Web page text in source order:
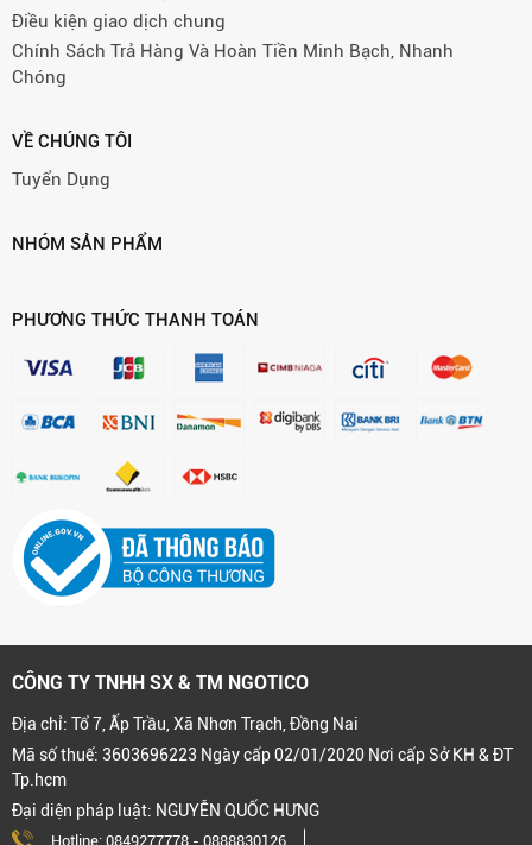
Điều kiện giao dịch chung
Chính Sách Trả Hàng Và Hoàn Tiền Minh Bạch, Nhanh
Chóng
VỀ CHÚNG TÔI
Tuyển Dụng
NHÓM SẢN PHẨM
PHƯƠNG THỨC THANH TOÁN
CÔNG TY TNHH SX & TM NGOTICO
Địa chỉ: Tổ 7, Ấp Trầu, Xã Nhơn Trạch, Đồng Nai
Mã số thuế: 3603696223 Ngày cấp 02/01/2020 Nơi cấp Sở KH & ĐT
Tp.hcm
Đại diện pháp luật: NGUYỄN QUỐC HƯNG
Hotline: 0849277778 - 0888830126